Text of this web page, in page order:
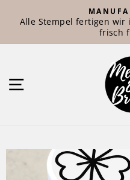
zumAlle Stempel fertigen wir
frisch